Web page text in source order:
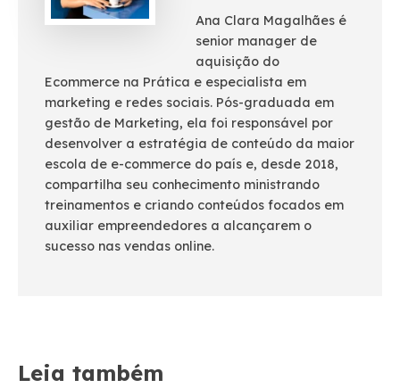
Ana Clara Magalhães é
senior manager de
aquisição do
Ecommerce na Prática e especialista em
marketing e redes sociais. Pós-graduada em
gestão de Marketing, ela foi responsável por
desenvolver a estratégia de conteúdo da maior
escola de e-commerce do país e, desde 2018,
compartilha seu conhecimento ministrando
treinamentos e criando conteúdos focados em
auxiliar empreendedores a alcançarem o
sucesso nas vendas online.
Leia também